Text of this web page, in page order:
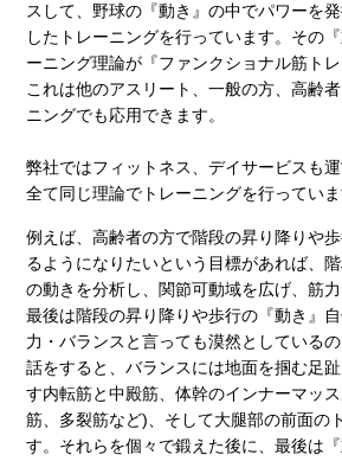
スして、野球の『動き』の中でパワーを
したトレーニングを行っています。その
ーニング理論が『ファンクショナル筋ト
これは他のアスリート、一般の方、高齢
ニングでも応用できます。
弊社ではフィットネス、デイサービスも運
全て同じ理論でトレーニングを行っていま
例えば、高齢者の方で階段の昇り降りや
るようになりたいという目標があれば、
の動きを分析し、関節可動域を広げ、筋力
最後は階段の昇り降りや歩行の『動き』
力・バランスと言っても漠然としている
話をすると、バランスには地面を掴む足
す内転筋と中殿筋、体幹のインナーマッ
筋、多裂筋など)、そして大腿部の前面の
す。それらを個々で鍛えた後に、最後は